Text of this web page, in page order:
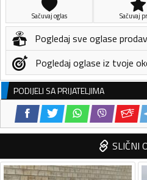
Sačuvaj oglas Sačuvaj
Pogledaj sve oglase
Pogledaj oglase iz tvoje
PODIJELI SA PRIJATELJIMA
SLIČNI